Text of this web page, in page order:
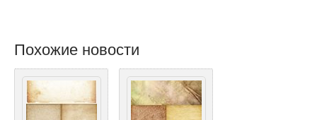
Похожие новости